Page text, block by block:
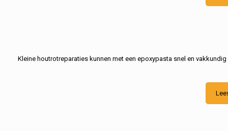
Kleine houtrotreparaties kunnen met een epoxypasta snel en